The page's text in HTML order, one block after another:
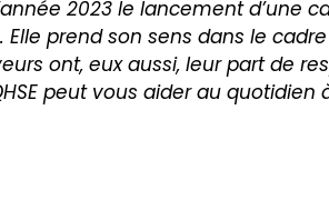
2023 le lancement
prend son sens dans le
ont, eux aussi, leur part de
peut vous aider au